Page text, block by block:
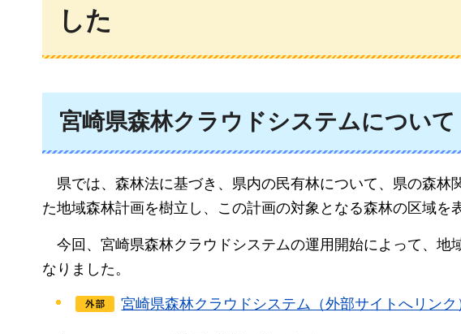
した
宮崎県森林クラウドシステムについて
県では、 森林法に基づき、県内の民有林について、県の森林
た地域森林計画を樹立し、この計画の対象となる森林の区域を
今回、 宮崎県森林クラウドシステムの運用開始によって、
なりました。
宮崎県森林クラウドシステム（外部サイトへリンク